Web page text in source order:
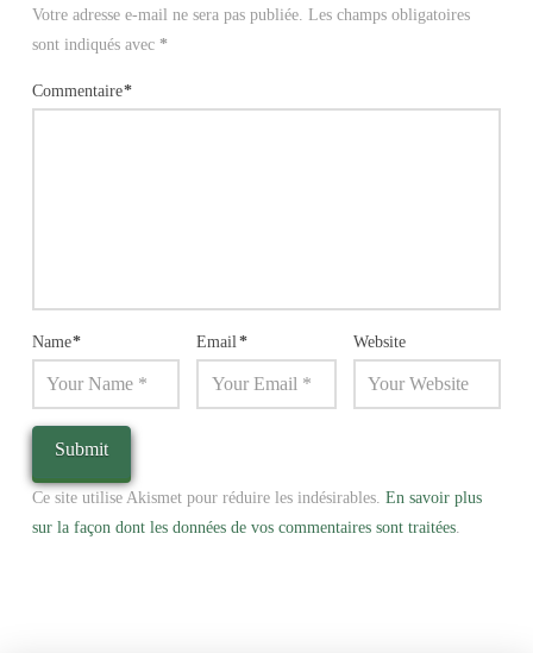
Votre adresse e-mail ne sera pas publiée. Les champs obligatoires
sont indiqués avec *
Commentaire*
Name* Email* Website
Ce site utilise Akismet pour réduire les indésirables. En savoir plus
sur la façon dont les données de vos commentaires sont traitées.